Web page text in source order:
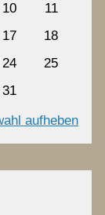
10
11
17
18
24
25
31
aufheben